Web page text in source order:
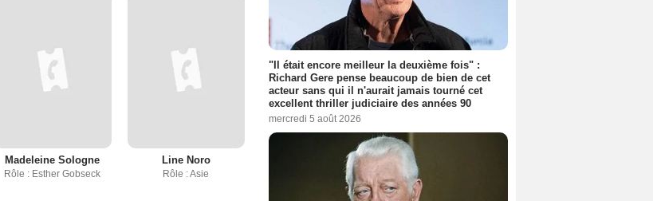
Madeleine Sologne
Rôle : Esther Gobseck
Line Noro
Rôle : Asie
"Il était encore meilleur la deuxième fois" :
Richard Gere pense beaucoup de bien de cet
acteur sans qui il n'aurait jamais tourné cet
excellent thriller judiciaire des années 90
mercredi 5 août 2026